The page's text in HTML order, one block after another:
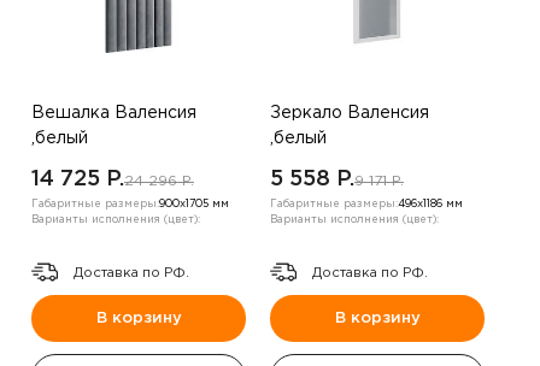
Вешалка Валенсия
,белый
14 725 P.24 296 P.
Габаритные размеры:900х1705 мм
Варианты исполнения (цвет):
Доставка по РФ.
В корзину
Зеркало Валенсия
,белый
5 558 P.9 171 P.
Габаритные размеры:496х1186 мм
Варианты исполнения (цвет):
Доставка по РФ.
В корзину